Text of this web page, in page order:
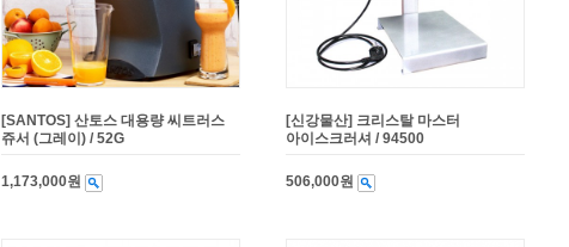
[SANTOS] 산토스 대용량 씨트러스
쥬서 (그레이) / 52G
1,173,000원
[신강물산] 크리스탈 마스터
아이스크러셔 / 94500
506,000원